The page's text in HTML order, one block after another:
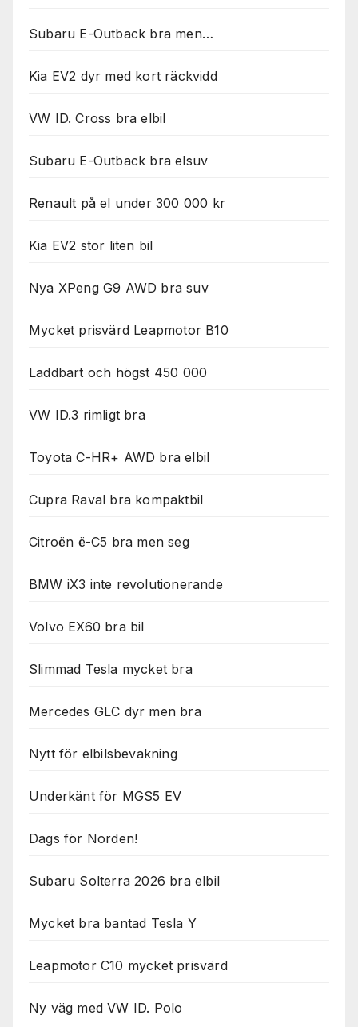
Subaru E-Outback bra men…
Kia EV2 dyr med kort räckvidd
VW ID. Cross bra elbil
Subaru E-Outback bra elsuv
Renault på el under 300 000 kr
Kia EV2 stor liten bil
Nya XPeng G9 AWD bra suv
Mycket prisvärd Leapmotor B10
Laddbart och högst 450 000
VW ID.3 rimligt bra
Toyota C-HR+ AWD bra elbil
Cupra Raval bra kompaktbil
Citroën ë-C5 bra men seg
BMW iX3 inte revolutionerande
Volvo EX60 bra bil
Slimmad Tesla mycket bra
Mercedes GLC dyr men bra
Nytt för elbilsbevakning
Underkänt för MGS5 EV
Dags för Norden!
Subaru Solterra 2026 bra elbil
Mycket bra bantad Tesla Y
Leapmotor C10 mycket prisvärd
Ny väg med VW ID. Polo